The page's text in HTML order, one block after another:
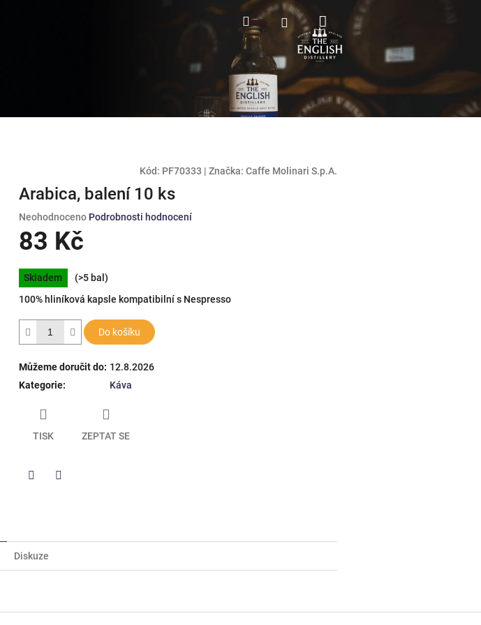
HledatPřihlášeníNákupní
košík
Kód: PF70333 | Značka: Caffe Molinari S.p.A.
Arabica, balení 10 ks
Průměrné
hodnocení
produktu
0,0
z
5
Neohodnoceno Podrobnosti hodnocení
83 Kč
Měrná
cena:
Skladem
(>5 bal)
100% hliníková kapsle kompatibilní s Nespresso
Do košíku
Můžeme doručit do: 12.8.2026
Kategorie: Káva
TISK ZEPTAT SE
Diskuze